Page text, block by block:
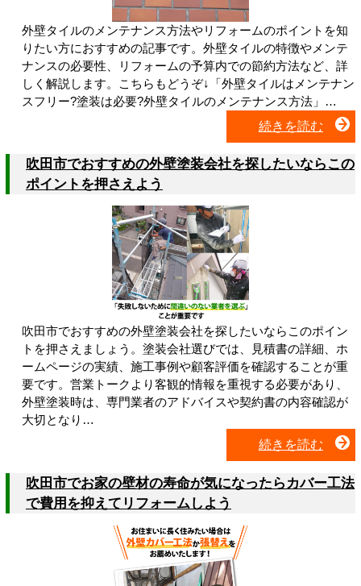
外壁タイルのメンテナンス方法やリフォームのポイントを知
りたい方におすすめの記事です。外壁タイルの特徴やメンテ
ナンスの必要性、リフォームの予算内での節約方法など、詳
しく解説します。こちらもどうぞ↓「外壁タイルはメンテナン
スフリー?塗装は必要?外壁タイルのメンテナンス方法」…
続きを読む
吹田市でおすすめの外壁塗装会社を探したいならこの
ポイントを押さえよう
吹田市でおすすめの外壁塗装会社を探したいならこのポイン
トを押さえましょう。塗装会社選びでは、見積書の詳細、ホ
ームページの実績、施工事例や顧客評価を確認することが重
要です。営業トークより客観的情報を重視する必要があり、
外壁塗装時は、専門業者のアドバイスや契約書の内容確認が
大切となり…
続きを読む
吹田市でお家の壁材の寿命が気になったらカバー工法
で費用を抑えてリフォームしよう